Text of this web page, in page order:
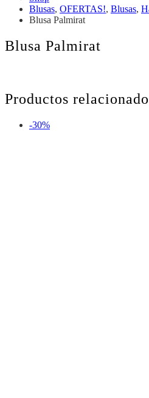
Blusas, OFERTAS!, Blusas,
Blusa Palmirat
Blusa Palmirat
Productos
-30%